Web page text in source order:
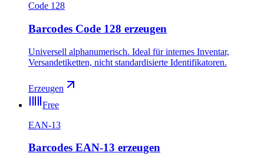
Code 128
Barcodes Code 128 erzeugen
Universell alphanumerisch. Ideal für internes Inventar,
Versandetiketten, nicht standardisierte Identifikatoren.
Erzeugen
Free
EAN-13
Barcodes EAN-13 erzeugen